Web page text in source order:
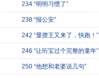
234 “明明习惯了”
238 “报公安”
242 “显摆王又来了，快跑！”
246 “让珩宝过个完整的童年”
250 “他想和老婆说几句”